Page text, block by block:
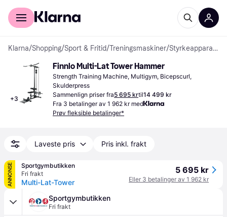
For kunder
Klarna/Shopping/Sport & Fritid/Treningsmaskiner/ Styrkeapparater
+3
Finnlo Multi-Lat Tower Hammer
Strength Training Machine, Multigym, Bicepscurl,
Skulderpress
Sammenlign priser fra5 695 krtil14 499 kr
Fra 3 betalinger av 1 962 kr med
Prøv fleksible betalinger*
Laveste pris Pris inkl. frakt
ANNONSE
Sportgymbutikken
Fri frakt
Multi-Lat-Tower
5 695 kr
Eller 3 betalinger av 1 962 kr
Sportgymbutikken
Fri frakt